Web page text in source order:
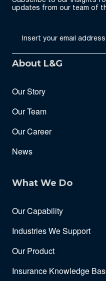
updates from our team of
About L&G
Our Story
Our Team
Our Career
News
What We Do
Our Capability
Industries We Support
Our Product
Insurance Knowledge